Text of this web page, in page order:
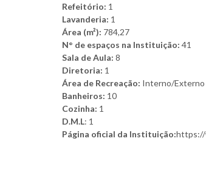
Refeitório: 1
Lavanderia: 1
Área (m²): 784,27
N° de espaços na Instituição: 41
Sala de Aula: 8
Diretoria: 1
Área de Recreação: Interno/Externo
Banheiros: 10
Cozinha: 1
D.M.L: 1
Página oficial da Instituição:https://